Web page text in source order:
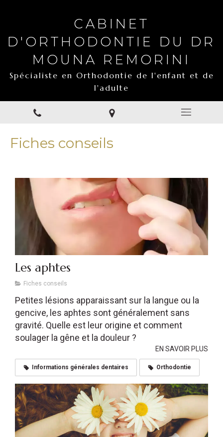
CABINET
D'ORTHODONTIE DU DR
MOUNA REMORINI
Spécialiste en Orthodontie de l'enfant et de
l'adulte
Fiches conseils
Les aphtes
Fiches conseils
Petites lésions apparaissant sur la langue ou la
gencive, les aphtes sont généralement sans
gravité. Quelle est leur origine et comment
soulager la gêne et la douleur ?
EN SAVOIR PLUS
Informations générales dentaires Orthodontie